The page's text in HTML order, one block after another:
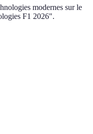
modernes sur le
F1 2026".